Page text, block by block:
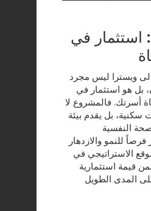
استثمار في
إلى ويسترا ليس مجرد
بل هو استثمار في
أسرتك. فالمشروع لا
بل يقدم بيئة
النفسية
للنمو والازدهار
الاستراتيجي في
قيمة استثمارية
المدى الطويل